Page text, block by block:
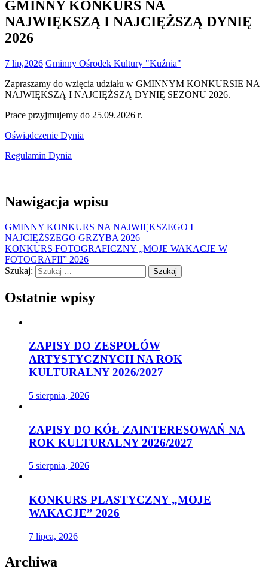
GMINNY KONKURS NA
NAJWIĘKSZĄ I NAJCIĘŻSZĄ DYNIĘ
2026
7 lip,2026 Gminny Ośrodek Kultury "Kuźnia"
Zapraszamy do wzięcia udziału w GMINNYM KONKURSIE NA
NAJWIĘKSZĄ I NAJCIĘŻSZĄ DYNIĘ SEZONU 2026.
Prace przyjmujemy do 25.09.2026 r.
Oświadczenie Dynia
Regulamin Dynia
Nawigacja wpisu
GMINNY KONKURS NA NAJWIĘKSZEGO I
NAJCIĘŻSZEGO GRZYBA 2026
KONKURS FOTOGRAFICZNY „MOJE WAKACJE W
FOTOGRAFII” 2026
Szukaj:
Ostatnie wpisy
ZAPISY DO ZESPOŁÓW
ARTYSTYCZNYCH NA ROK
KULTURALNY 2026/2027
5 sierpnia, 2026
ZAPISY DO KÓŁ ZAINTERESOWAŃ NA
ROK KULTURALNY 2026/2027
5 sierpnia, 2026
KONKURS PLASTYCZNY „MOJE
WAKACJE” 2026
7 lipca, 2026
Archiwa